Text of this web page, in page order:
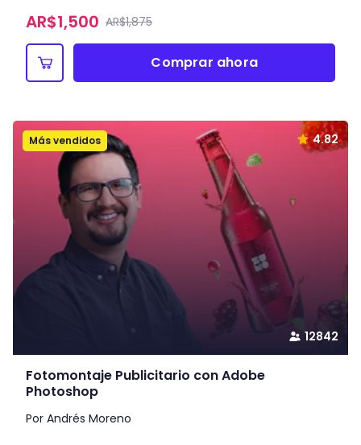
AR$1,500 AR$1,875
Comprar ahora
Más vendidos
12842
4.82
Fotomontaje Publicitario con Adobe
Photoshop
Por Andrés Moreno